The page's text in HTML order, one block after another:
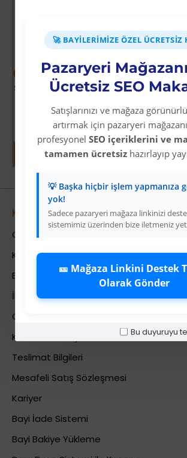
🚀 BAYILERIMIZE ÖZEL ÜCRETSIZ
Pazaryeri
Ücretsiz SEO
Satışlarınızı ve mağaza
artırmak için pazaryeri
profesyonel SEO içeriklerini ve
tamamen ücretsizhazırlayıp
💡 Başka hiçbir işlem yapmanıza
yok!
Sadece pazaryeri mağaza linkinizi
sistemimiz üzerinden bize iletmeniz
🎫 Mağaza Linkini Destek
Olarak Gönder
Bu duyuruyu
Star Diving Dalış Maskesi Yetişkin - 51701-MAVİ - 1 ADET
Üyelere Özel Fiyat
Üye Olunuz
Kurumsal
Colezium Hakkında
Kurumsal Bilgiler
Banka Hesab Bilgileri
İletişim
Gizlilik Politikası
Kullanıcı Sözleşmesi
Teslimat Bilgileri
Mesafeli Satış Sözleşmesi
Kariyer
Bayi İade Sistemi
Bayi Bakiye Yükleme